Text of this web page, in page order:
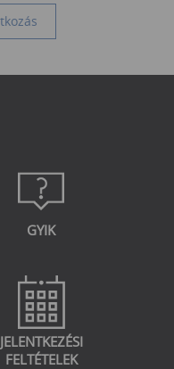
GYIK
JELENTKEZÉSI
FELTÉTELEK